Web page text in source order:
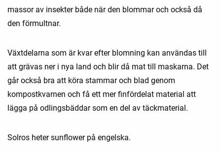
massor av insekter både när den blommar och också då
den förmultnar.
Växtdelarna som är kvar efter blomning kan användas till
att grävas ner i nya land och blir då mat till maskarna. Det
går också bra att köra stammar och blad genom
kompostkvarnen och få ett mer finfördelat material att
lägga på odlingsbäddar som en del av täckmaterial.
Solros heter sunflower på engelska.